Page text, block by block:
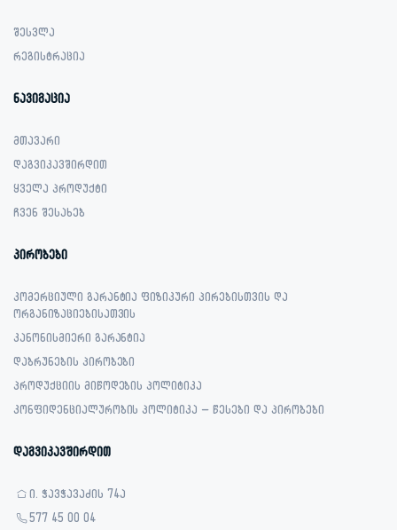
შესვლა
რეგისტრაცია
ნავიგაცია
მთავარი
დაგვიკავშირდით
ყველა პროდუქტი
ჩვენ შესახებ
პირობები
კომერციული გარანტია ფიზიკური პირებისთვის და
ორგანიზაციებისათვის
კანონისმიერი გარანტია
დაბრუნების პირობები
პროდუქციის მიწოდების პოლიტიკა
კონფიდენციალურობის პოლიტიკა – წესები და პირობები
დაგვიკავშირდით
ი. ჭავჭავაძის 74ა
577 45 00 04